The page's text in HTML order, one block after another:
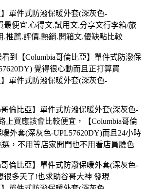
】單件式防潑保暖外套(深灰色-
最便宜.心得文.試用文.分享文行李箱/旅
.推薦.評價.熱銷.開箱文.優缺點比較
到【Columbia哥倫比亞】單件式防潑保
覺得很心動而且正打算買
】單件式防潑保暖外套(深灰色-
倫比亞】單件式防潑保暖外套(深灰色-
上買應該會比較便宜，【Columbia哥倫
外套(深灰色-UPL57620DY)而且24小時
，不用等店家開門也不用看店員臉色
倫比亞】單件式防潑保暖外套(深灰色-
很多天了!也求助谷哥大神 發現